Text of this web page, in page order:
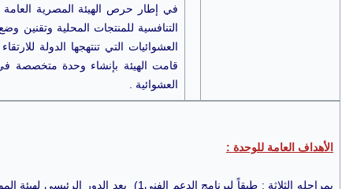
في إطار حرص الهيئة المصرية
التنافسية للمنتجات المحلية وتقنين
العشوائيات التي تنتهجها الدولة
قامت الهيئة بإنشاء وحدة متخصصة
العشوائية .
الأهداف العامة للوحدة :
بمراحله الثلاثة :طبقاً لبرنامج الدعم الفني 1) يعد الدور الرئيسي لهيئة